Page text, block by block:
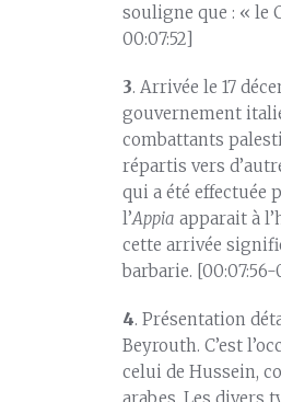
souligne que : « le
00:07:52]
3. Arrivée le 17
gouvernement
combattants
répartis vers
qui a été effectuée
l’Appia apparait à
cette arrivée
barbarie. [00:07:56-
4. Présentation
Beyrouth. C’est
celui de Hussein,